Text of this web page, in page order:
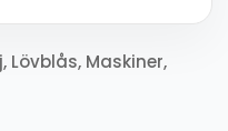
, Lövblås, Maskiner,